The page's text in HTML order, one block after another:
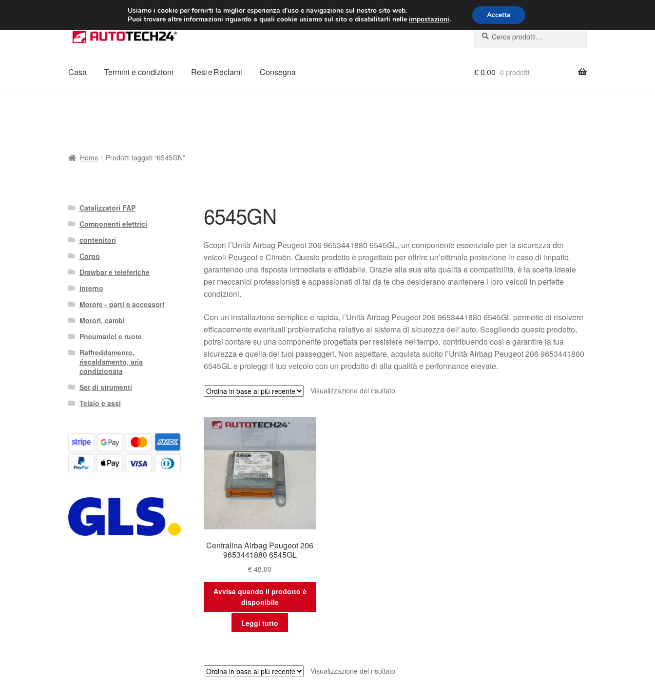
CONSEGNA da 7 EUR Lun-Ven 9:00 - 16:00 800 580 290
Vai
alla
Vai
al
Cerca:
Cerca
Casa Termini e condizioni Resi e Reclami Consegna €0.00 0 prodotti
Home Prodotti taggati “6545GN”
6545GN
Scopri l’Unità Airbag Peugeot 206 9653441880 6545GL, un componente essenziale per la sicurezza dei
veicoli Peugeot e Citroën. Questo prodotto è progettato per offrire un’ottimale protezione in caso di impatto,
garantendo una risposta immediata e affidabile. Grazie alla sua alta qualità e compatibilità, è la scelta ideale
per meccanici professionisti e appassionati di fai da te che desiderano mantenere i loro veicoli in perfette
condizioni.
Con un’installazione semplice e rapida, l’Unità Airbag Peugeot 206 9653441880 6545GL permette di risolvere
efficacemente eventuali problematiche relative al sistema di sicurezza dell’auto. Scegliendo questo prodotto,
potrai contare su una componente progettata per resistere nel tempo, contribuendo così a garantire la tua
sicurezza e quella dei tuoi passeggeri. Non aspettare, acquista subito l’Unità Airbag Peugeot 206 9653441880
6545GL e proteggi il tuo veicolo con un prodotto di alta qualità e performance elevate.
Visualizzazione del risultato
Centralina Airbag Peugeot 206
9653441880 6545GL
€ 48.00
Avvisa quando il prodotto è
disponibile
Leggi tutto
Visualizzazione del risultato
Catalizzatori FAP
Componenti elettrici
contenitori
Corpo
Drawbar e teleferiche
interno
Motore - parti e accessori
Motori, cambi
Pneumatici e ruote
Raffreddamento,
riscaldamento, aria
condizionata
Set di strumenti
Telaio e assi
Usiamo i cookie per fornirti la miglior esperienza d'uso e navigazione sul nostro sito web.
Puoi trovare altre informazioni riguardo a quali cookie usiamo sul sito o disabilitarli nelle impostazioni. Accetta